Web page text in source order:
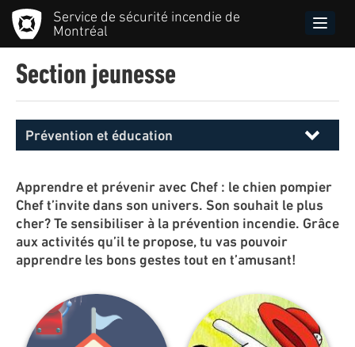
Aller
au
contenu
Service de sécurité incendie de
Montréal
Toggle
Section jeunesse
Menu
SIM
Prévention et éducation
Apprendre et prévenir avec Chef : le chien pompier
Chef t’invite dans son univers. Son souhait le plus
cher? Te sensibiliser à la prévention incendie. Grâce
aux activités qu’il te propose, tu vas pouvoir
apprendre les bons gestes tout en t’amusant!